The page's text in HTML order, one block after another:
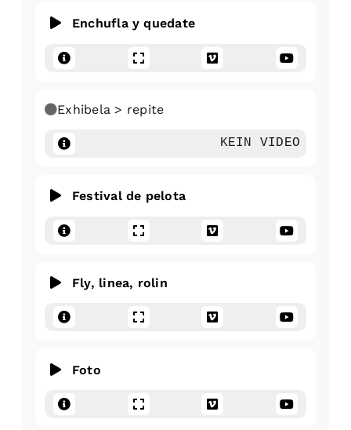
Enchufla y quedate
Exhibela > repite
KEIN VIDEO
Festival de pelota
Fly, linea, rolin
Foto